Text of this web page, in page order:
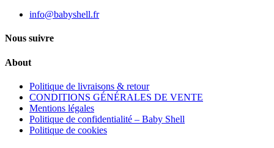
info@babyshell.fr
Nous suivre
About
Politique de livraisons & retour
CONDITIONS GÉNÉRALES DE VENTE
Mentions légales
Politique de confidentialité – Baby Shell
Politique de cookies